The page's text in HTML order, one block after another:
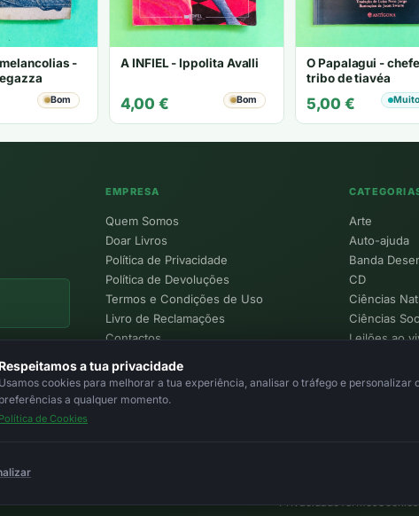
-
Bom
A INFIEL - Ippolita Avalli
4,00 € Bom
O Papalagui -
tribo de tiavéa
5,00 €
EMPRESA
Quem Somos
Doar Livros
Política de Privacidade
Política de Devoluções
Termos e Condições de Uso
Livro de Reclamações
Contactos
Arte
Auto-ajuda
Banda
CD
Ciências
Ciências
Leilões ao
PrivacidadeTermosCookies
Respeitamos a tua privacidade
Usamos cookies para melhorar a tua experiência, analisar o tráfego e personalizar
preferências a qualquer momento.
Política de Cookies